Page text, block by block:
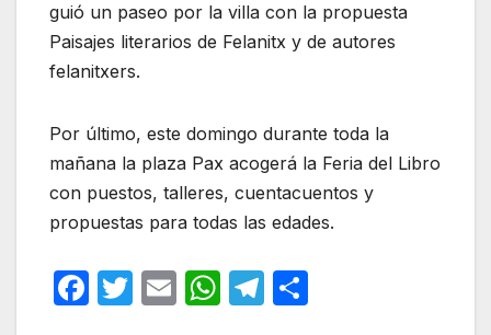
guió un paseo por la villa con la propuesta
Paisajes literarios de Felanitx y de autores
felanitxers.
Por último, este domingo durante toda la
mañana la plaza Pax acogerá la Feria del Libro
con puestos, talleres, cuentacuentos y
propuestas para todas las edades.
F
T
E
W T